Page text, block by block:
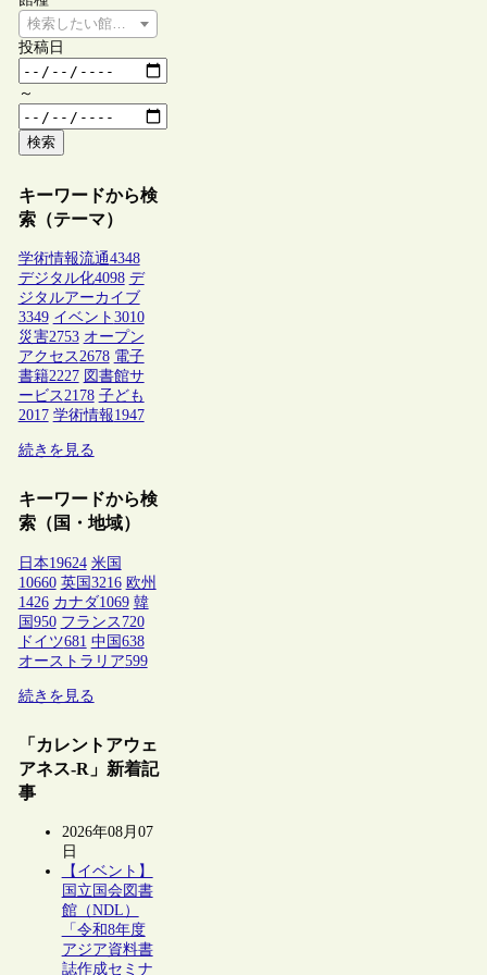
検索したい館種を選択してください
投稿日
～
検索
キーワードから検
索（テーマ）
学術情報流通4348
デジタル化4098 デ
ジタルアーカイブ
3349 イベント 3010
災害2753 オープン
アクセス2678 電子
書籍2227 図書館サ
ービス2178 子ども
2017 学術情報1947
続きを見る
キーワードから検
索（国・地域）
日本19624 米国
10660 英国3216 欧州
1426 カナダ1069 韓
国950 フランス 720
ドイツ681 中国638
オーストラリア599
続きを見る
「カレントアウェ
アネス-R」新着記
事
2026年08月07
日
【イベント】
国立国会図書
館（NDL）
「令和8年度
アジア資料書
誌作成セミナ